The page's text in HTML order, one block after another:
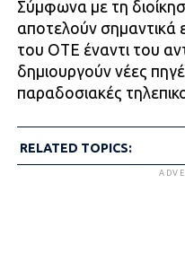
Σύμφωνα με τη
αποτελούν σημαντικά
του ΟΤΕ έναντι του
δημιουργούν νέες
παραδοσιακές
RELATED TOPICS: